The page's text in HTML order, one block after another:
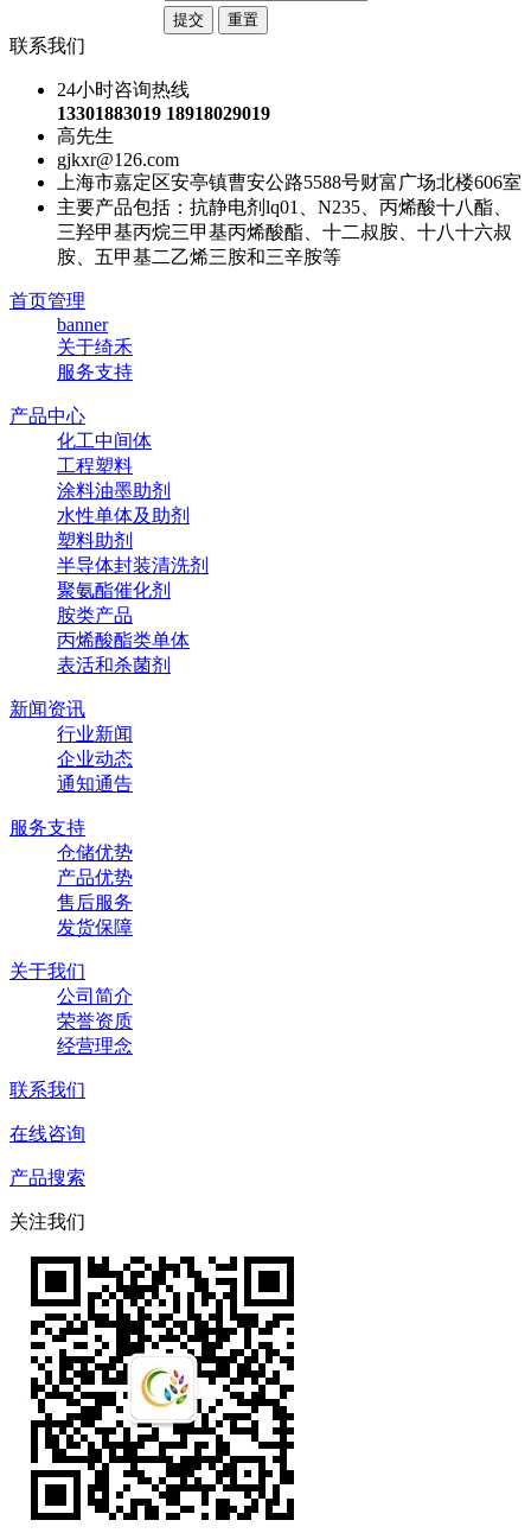
联系我们
24小时咨询热线
13301883019 18918029019
高先生
gjkxr@126.com
上海市嘉定区安亭镇曹安公路5588号财富广场北楼606室
主要产品包括：抗静电剂lq01、N235、丙烯酸十八酯、
三羟甲基丙烷三甲基丙烯酸酯、十二叔胺、十八十六叔
胺、五甲基二乙烯三胺和三辛胺等
首页管理
banner
关于绮禾
服务支持
产品中心
化工中间体
工程塑料
涂料油墨助剂
水性单体及助剂
塑料助剂
半导体封装清洗剂
聚氨酯催化剂
胺类产品
丙烯酸酯类单体
表活和杀菌剂
新闻资讯
行业新闻
企业动态
通知通告
服务支持
仓储优势
产品优势
售后服务
发货保障
关于我们
公司简介
荣誉资质
经营理念
联系我们
在线咨询
产品搜索
关注我们